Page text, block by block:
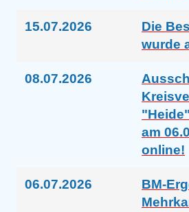
15.07.2026
Die
wurde
08.07.2026
am
online!
06.07.2026
BM-